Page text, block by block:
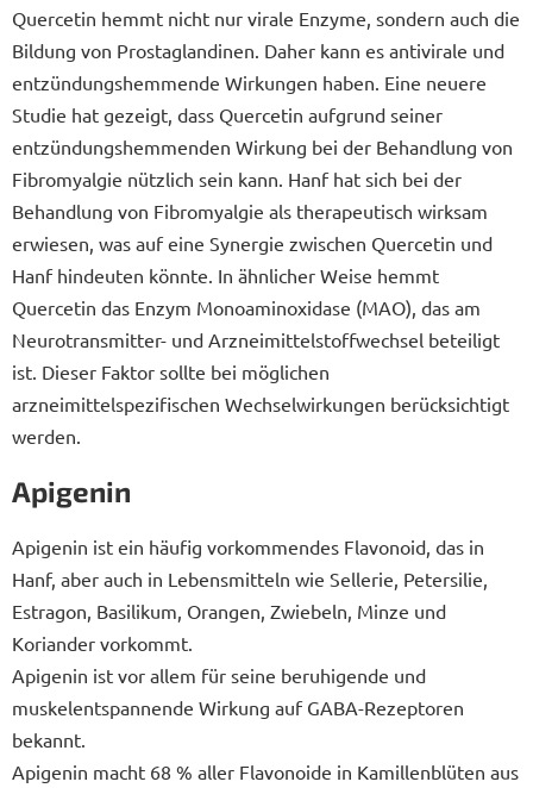
Quercetin hemmt nicht nur virale Enzyme, sondern auch die
Bildung von Prostaglandinen. Daher kann es antivirale und
entzündungshemmende Wirkungen haben. Eine neuere
Studie hat gezeigt, dass Quercetin aufgrund seiner
entzündungshemmenden Wirkung bei der Behandlung von
Fibromyalgie nützlich sein kann. Hanf hat sich bei der
Behandlung von Fibromyalgie als therapeutisch wirksam
erwiesen, was auf eine Synergie zwischen Quercetin und
Hanf hindeuten könnte. In ähnlicher Weise hemmt
Quercetin das Enzym Monoaminoxidase (MAO), das am
Neurotransmitter- und Arzneimittelstoffwechsel beteiligt
ist. Dieser Faktor sollte bei möglichen
arzneimittelspezifischen Wechselwirkungen berücksichtigt
werden.
Apigenin
Apigenin ist ein häufig vorkommendes Flavonoid, das in
Hanf, aber auch in Lebensmitteln wie Sellerie, Petersilie,
Estragon, Basilikum, Orangen, Zwiebeln, Minze und
Koriander vorkommt.
Apigenin ist vor allem für seine beruhigende und
muskelentspannende Wirkung auf GABA-Rezeptoren
bekannt.
Apigenin macht 68 % aller Flavonoide in Kamillenblüten aus